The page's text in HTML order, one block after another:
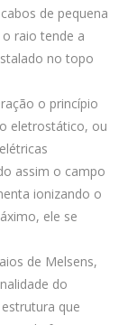
de pequena
raio tende a
no topo
o princípio
eletrostático, ou
assim o campo
ionizando o
ele se
de Melsens,
do
que